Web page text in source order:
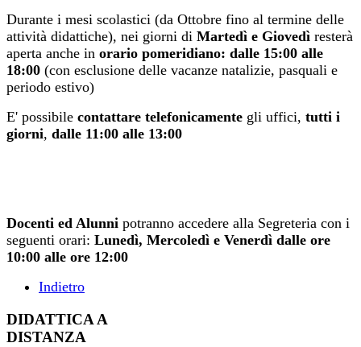
Durante i mesi scolastici (da Ottobre fino al termine delle
attività didattiche), nei giorni di Martedì e Giovedì resterà
aperta anche in orario pomeridiano: dalle 15:00 alle
18:00 (con esclusione delle vacanze natalizie, pasquali e
periodo estivo)
E' possibile contattare telefonicamente gli uffici, tutti i
giorni, dalle 11:00 alle 13:00
Docenti ed Alunni potranno accedere alla Segreteria con i
seguenti orari: Lunedì, Mercoledì e Venerdì dalle ore
10:00 alle ore 12:00
Indietro
DIDATTICA A
DISTANZA